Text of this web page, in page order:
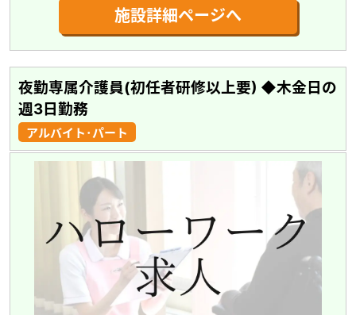
施設詳細ページへ
夜勤専属介護員(初任者研修以上要) ◆木金日の
週3日勤務
アルバイト･パート